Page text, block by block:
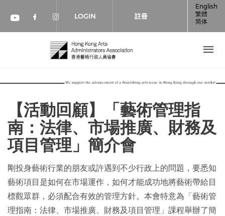
Check our social media on youtube
Check our social media on
Check our social media on
LOGIN 註冊
English
繁體
简体
【活動回顧】「藝術管理指
南：法律、市場推廣、財務及
項目管理」簡介會
剛投身藝術行業的朋友或許遇到不少行政上的問題，要悉知
藝術項目是如何在市場運作，如何才能成功地將藝術帶給目
標觀眾群，必須配合有效的管理方針。本會特意為「藝術管
理指南：法律、市場推廣、財務及項目管理」課程舉辦了簡